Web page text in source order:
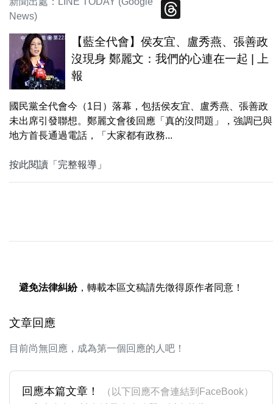
News)
Threads
【藍全代會】侯友宜、盧秀燕、張善政
沒現身 鄭麗文：我們的心連在一起 | 上
報
國民黨全代會今（1日）落幕，包括侯友宜、盧秀燕、張善政
未出席引發聯想。鄭麗文會後回應「真的沒問題」，強調已與
地方首長通過電話，「大家都有政務...
按此閱讀「完整報導」
避免法律糾紛，轉載本區文稿請先徵得原作者同意！
文章回應
目前尚無回應，成為第一個回應的人吧！
回應本篇文章！
（以下回應不會連結到FaceBook）